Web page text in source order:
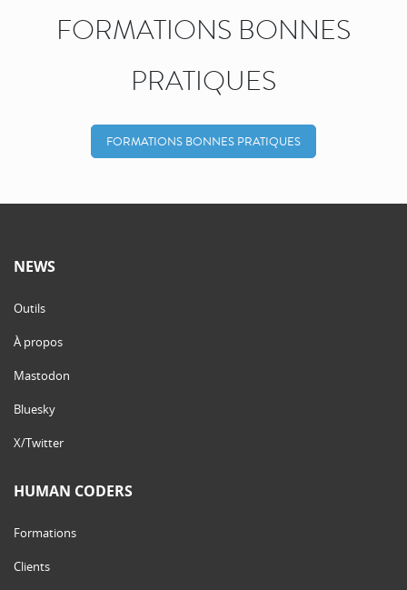
FORMATIONS BONNES
PRATIQUES
FORMATIONS BONNES PRATIQUES
NEWS
Outils
À propos
Mastodon
Bluesky
X/Twitter
HUMAN CODERS
Formations
Clients